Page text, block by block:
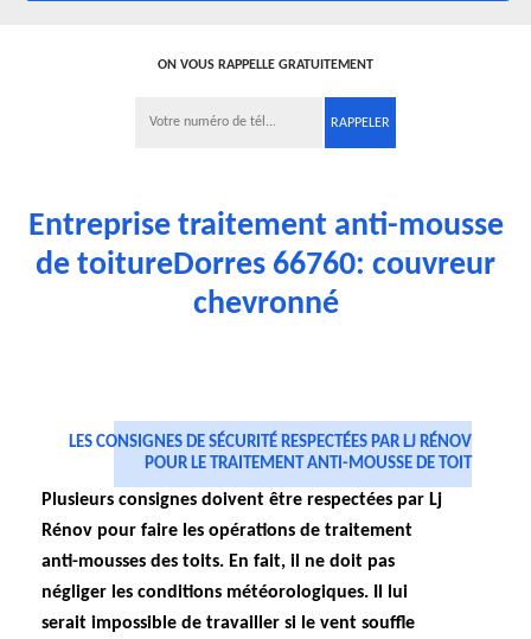
ON VOUS RAPPELLE GRATUITEMENT
Entreprise traitement anti-mousse
de toitureDorres 66760: couvreur
chevronné
LES CONSIGNES DE SÉCURITÉ RESPECTÉES PAR LJ RÉNOV
POUR LE TRAITEMENT ANTI-MOUSSE DE TOIT
Plusieurs consignes doivent être respectées par Lj
Rénov pour faire les opérations de traitement
anti-mousses des toits. En fait, il ne doit pas
négliger les conditions météorologiques. Il lui
serait impossible de travailler si le vent souffle